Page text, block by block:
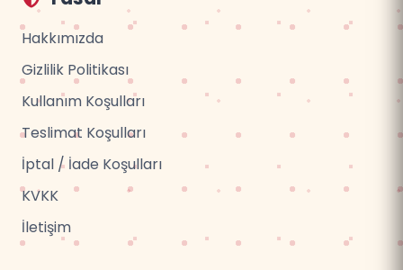
Hakkımızda
Gizlilik Politikası
Kullanım Koşulları
Teslimat Koşulları
İptal / İade Koşulları
KVKK
İletişim